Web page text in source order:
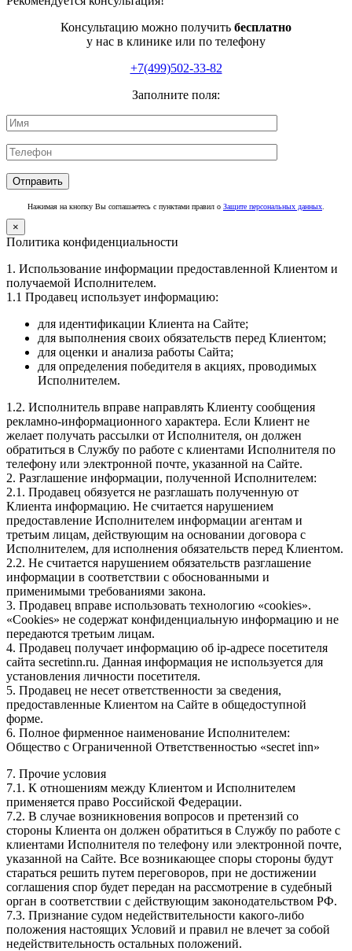
Консультацию можно получить бесплатно
у нас в клинике или по телефону
+7(499)502-33-82
Заполните поля:
Нажимая на кнопку Вы соглашаетесь с пунктами правил о Защите персональных данных
×
Политика конфиденциальности
1. Использование информации предоставленной Клиентом и
получаемой Исполнителем.
1.1 Продавец использует информацию:
для идентификации Клиента на Сайте;
для выполнения своих обязательств перед Клиентом;
для оценки и анализа работы Сайта;
для определения победителя в акциях, проводимых
Исполнителем.
1.2. Исполнитель вправе направлять Клиенту сообщения
рекламно-информационного характера. Если Клиент не
желает получать рассылки от Исполнителя, он должен
обратиться в Службу по работе с клиентами Исполнителя по
телефону или электронной почте, указанной на Сайте.
2. Разглашение информации, полученной Исполнителем:
2.1. Продавец обязуется не разглашать полученную от
Клиента информацию. Не считается нарушением
предоставление Исполнителем информации агентам и
третьим лицам, действующим на основании договора с
Исполнителем, для исполнения обязательств перед Клиентом.
2.2. Не считается нарушением обязательств разглашение
информации в соответствии с обоснованными и
применимыми требованиями закона.
3. Продавец вправе использовать технологию «cookies».
«Cookies» не содержат конфиденциальную информацию и не
передаются третьим лицам.
4. Продавец получает информацию об ip-адресе посетителя
сайта secretinn.ru. Данная информация не используется для
установления личности посетителя.
5. Продавец не несет ответственности за сведения,
предоставленные Клиентом на Сайте в общедоступной
форме.
6. Полное фирменное наименование Исполнителем:
Общество с Ограниченной Ответственностью «secret inn»
7. Прочие условия
7.1. К отношениям между Клиентом и Исполнителем
применяется право Российской Федерации.
7.2. В случае возникновения вопросов и претензий со
стороны Клиента он должен обратиться в Службу по работе с
клиентами Исполнителя по телефону или электронной почте,
указанной на Сайте. Все возникающее споры стороны будут
стараться решить путем переговоров, при не достижении
соглашения спор будет передан на рассмотрение в судебный
орган в соответствии с действующим законодательством РФ.
7.3. Признание судом недействительности какого-либо
положения настоящих Условий и правил не влечет за собой
недействительность остальных положений.